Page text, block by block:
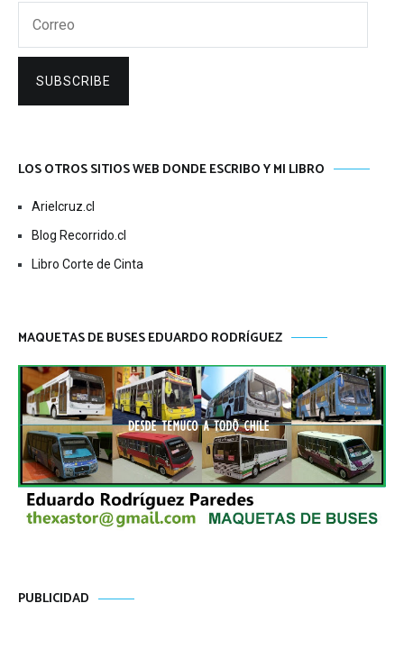
SUBSCRIBE
LOS OTROS SITIOS WEB DONDE ESCRIBO Y MI LIBRO
Arielcruz.cl
Blog Recorrido.cl
Libro Corte de Cinta
MAQUETAS DE BUSES EDUARDO RODRÍGUEZ
PUBLICIDAD